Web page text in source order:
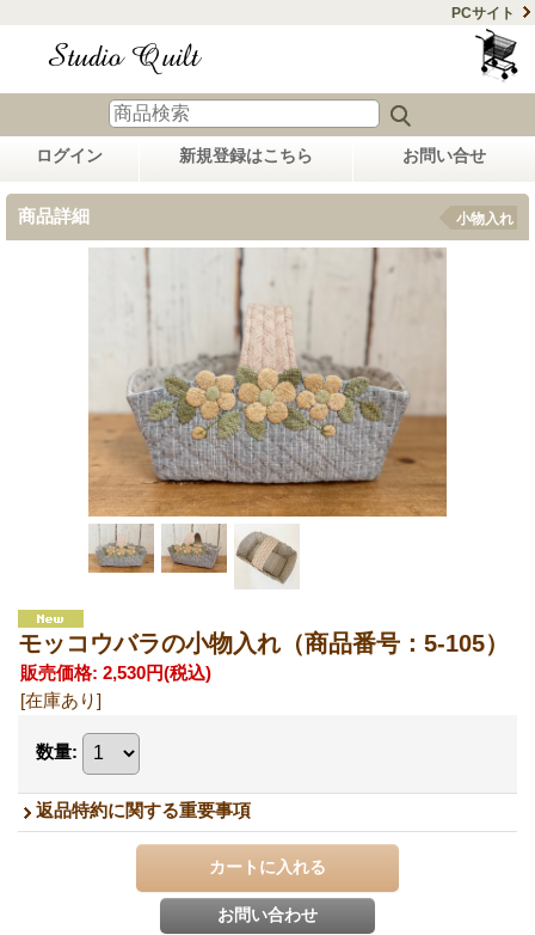
PCサイト
ログイン 新規登録はこちら お問い合せ
商品詳細 小物入れ
モッコウバラの小物入れ（商品番号：5-105）
販売価格: 2,530円(税込)
[在庫あり]
数量:
返品特約に関する重要事項